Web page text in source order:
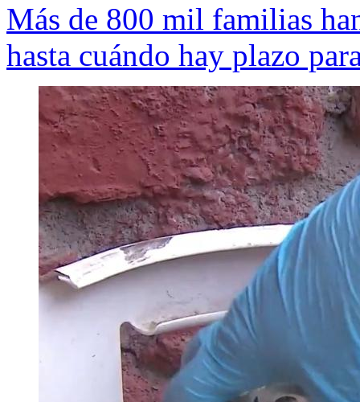
Más de 800 mil familias
hasta cuándo hay plazo